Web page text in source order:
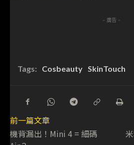
- 廣告 -
Tags: Cosbeauty SkinTouch
前一篇文章
機背漏出！Mini 4 = 細碼